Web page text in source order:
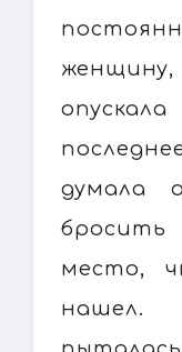
думала
место,
нашел.